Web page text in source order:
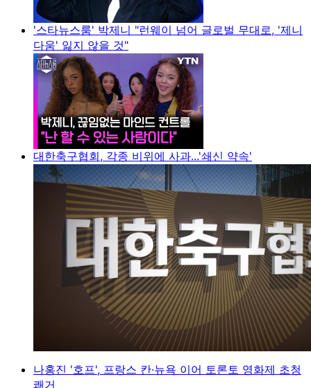
'스타뉴스룸' 박제니 "런웨이 넘어 글로벌 무대로, '제니
다움' 잃지 않을 것"
대한축구협회, 각종 비위에 사과...'쇄신 약속'
나홍진 '호프', 프랑스 칸·뉴욕 이어 토론토 영화제 초청
쾌거